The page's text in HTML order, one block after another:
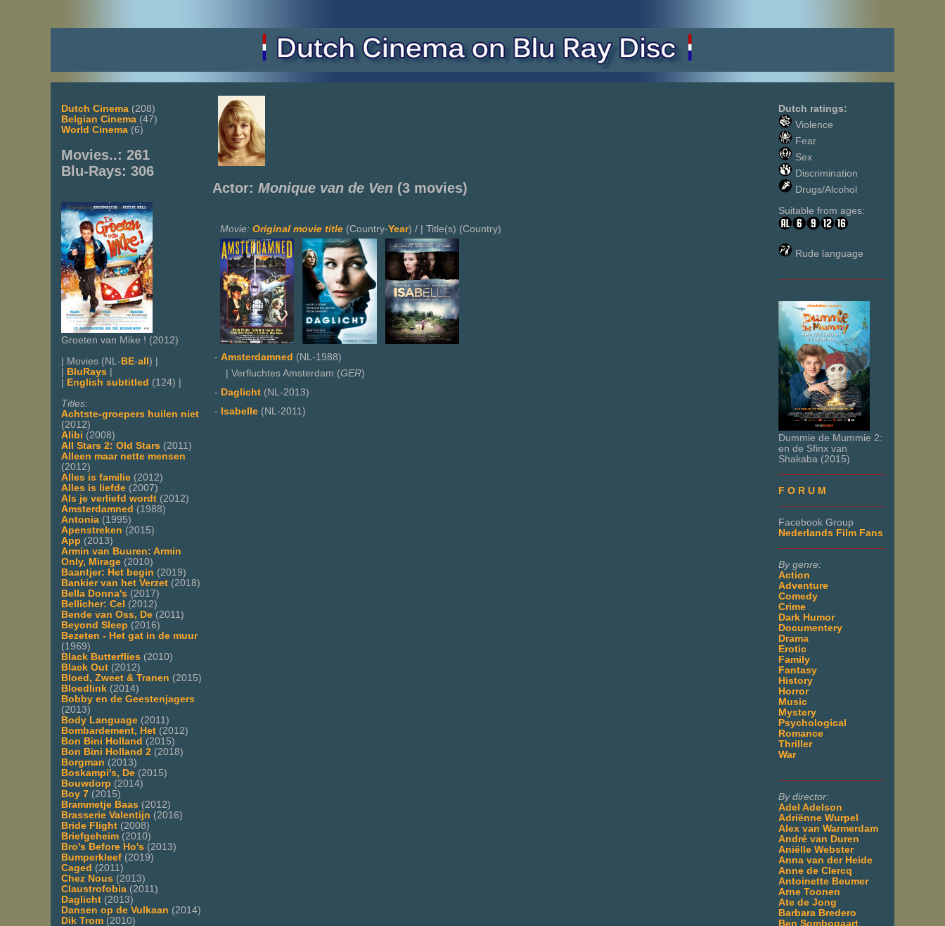
Dutch Cinema (208)
Belgian Cinema (47)
World Cinema (6)
Movies..: 261
Blu-Rays: 306
Groeten van Mike ! (2012)
| Movies (NL-BE-all) |
| BluRays |
| English subtitled (124) |
Titles:
Achtste-groepers huilen niet
(2012)
Alibi (2008)
All Stars 2: Old Stars (2011)
Alleen maar nette mensen
(2012)
Alles is familie (2012)
Alles is liefde (2007)
Als je verliefd wordt (2012)
Amsterdamned (1988)
Antonia (1995)
Apenstreken (2015)
App (2013)
Armin van Buuren: Armin
Only, Mirage (2010)
Baantjer: Het begin (2019)
Bankier van het Verzet (2018)
Bella Donna's (2017)
Bellicher: Cel (2012)
Bende van Oss, De (2011)
Beyond Sleep (2016)
Bezeten - Het gat in de muur
(1969)
Black Butterflies (2010)
Black Out (2012)
Bloed, Zweet & Tranen (2015)
Bloedlink (2014)
Bobby en de Geestenjagers
(2013)
Body Language (2011)
Bombardement, Het (2012)
Bon Bini Holland (2015)
Bon Bini Holland 2 (2018)
Borgman (2013)
Boskampi's, De (2015)
Bouwdorp (2014)
Boy 7 (2015)
Brammetje Baas (2012)
Brasserie Valentijn (2016)
Bride Flight (2008)
Briefgeheim (2010)
Bro's Before Ho's (2013)
Bumperkleef (2019)
Caged (2011)
Chez Nous (2013)
Claustrofobia (2011)
Daglicht (2013)
Dansen op de Vulkaan (2014)
Dik Trom (2010)
Dutch ratings:
Violence
Fear
Sex
Discrimination
Drugs/Alcohol
Suitable from ages:
Rude language
Dummie de Mummie 2:
en de Sfinx van
Shakaba (2015)
F O R U M
Facebook Group
Nederlands Film Fans
By genre:
Action
Adventure
Comedy
Crime
Dark Humor
Documentery
Drama
Erotic
Family
Fantasy
History
Horror
Music
Mystery
Psychological
Romance
Thriller
War
By director:
Adel Adelson
Adriënne Wurpel
Alex van Warmerdam
André van Duren
Aniëlle Webster
Anna van der Heide
Anne de Clercq
Antoinette Beumer
Arne Toonen
Ate de Jong
Barbara Bredero
Ben Sombogaart
Actor: Monique van de Ven (3 movies)
Movie: Original movie title (Country-Year) / | Title(s) (Country)
- Amsterdamned (NL-1988)
| Verfluchtes Amsterdam (GER)
- Daglicht (NL-2013)
- Isabelle (NL-2011)